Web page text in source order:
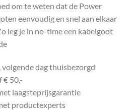
om te weten dat de Power
eenvoudig en snel aan elkaar
leg je in no-time een kabelgoot
dag thuisbezorgd
€ 50,-
laagsteprijsgarantie
productexperts